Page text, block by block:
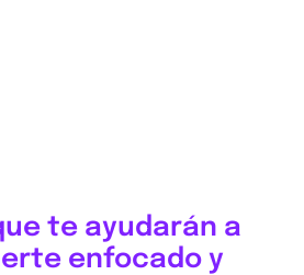
te ayudarán a
enfocado y